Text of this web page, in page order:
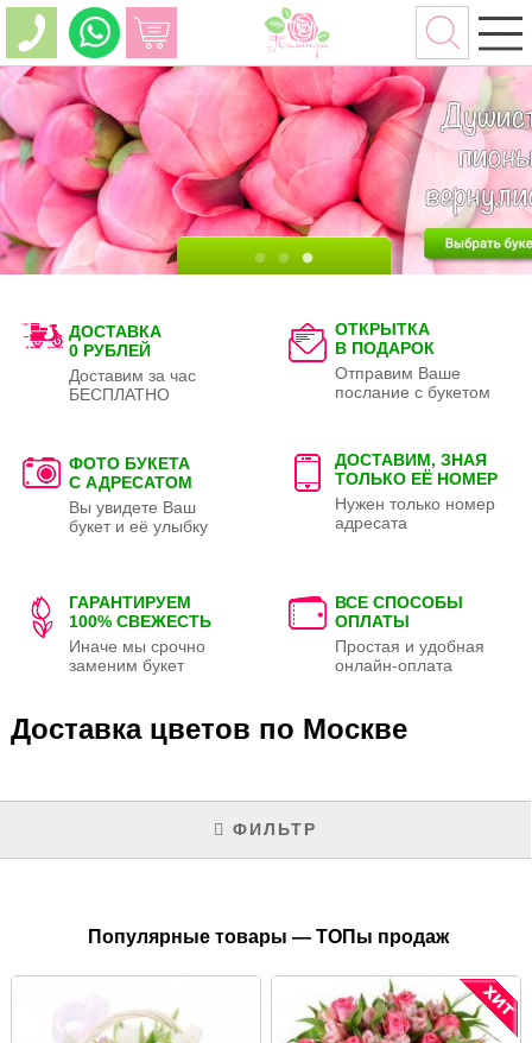
ДОСТАВКА
0 РУБЛЕЙ
Доставим за час
БЕСПЛАТНО
ОТКРЫТКА
В ПОДАРОК
Отправим Ваше
послание с букетом
ФОТО БУКЕТА
С АДРЕСАТОМ
Вы увидете Ваш
букет и её улыбку
ДОСТАВИМ, ЗНАЯ
ТОЛЬКО ЕЁ НОМЕР
Нужен только номер
адресата
ГАРАНТИРУЕМ
100% СВЕЖЕСТЬ
Иначе мы срочно
заменим букет
ВСЕ СПОСОБЫ
ОПЛАТЫ
Простая и удобная
онлайн-оплата
Доставка цветов по Москве
ФИЛЬТР
Популярные товары — ТОПы продаж